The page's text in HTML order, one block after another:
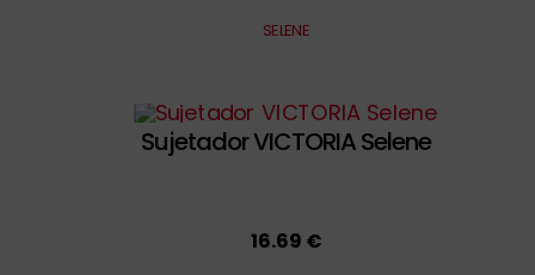
SELENE
Sujetador VICTORIA Selene
16.69 €